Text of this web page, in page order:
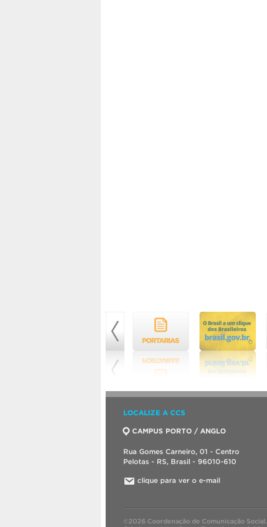
LOCALIZE A CCS
CAMPUS PORTO / ANGLO
Rua Gomes Carneiro, 01 - Centro
Pelotas - RS, Brasil - 96010-610
clique para ver o e-mail
©2026 Coordenação de Comunicação Social.